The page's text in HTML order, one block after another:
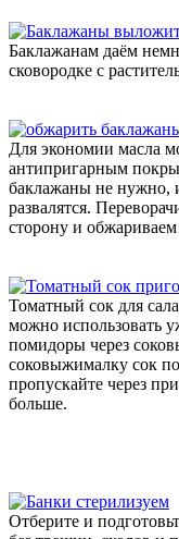
Баклажанам даём
сковородке с
Для экономии масла
антипригарным
баклажаны не нужно,
развалятся.
сторону и обжариваем
Томатный сок для
можно использовать
помидоры через
соковыжималку сок
пропускайте через
больше.
Отберите и